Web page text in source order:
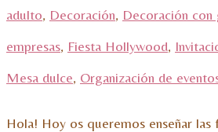
adulto, Decoración, Decoración con
empresas, Fiesta Hollywood,
Mesa dulce, Organización de
Hola! Hoy os queremos enseñar